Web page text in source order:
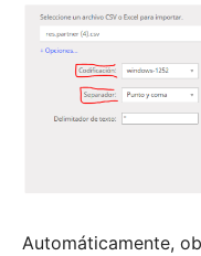
Automáticamente,